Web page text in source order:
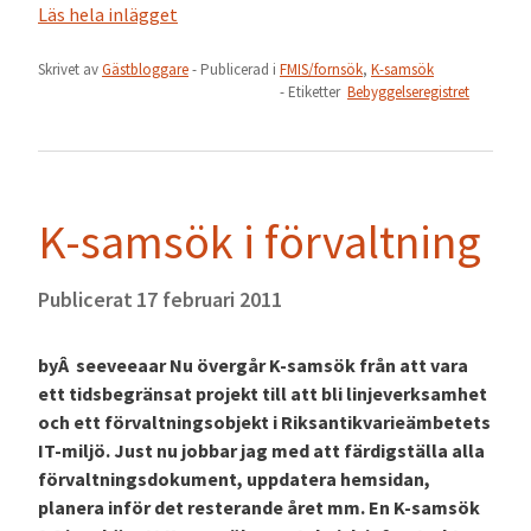
Läs hela inlägget
Skrivet avGästbloggare- Publicerad i FMIS/fornsök, K-samsök
- Etiketter Bebyggelseregistret
K-samsök i förvaltning
Publicerat 17 februari 2011
byÂ seeveeaar Nu övergår K-samsök från att vara
ett tidsbegränsat projekt till att bli linjeverksamhet
och ett förvaltningsobjekt i Riksantikvarieämbetets
IT-miljö. Just nu jobbar jag med att färdigställa alla
förvaltningsdokument, uppdatera hemsidan,
planera inför det resterande året mm. En K-samsök